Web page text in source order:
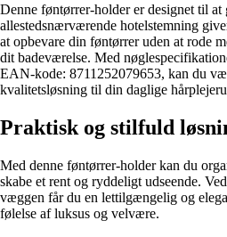
Denne føntørrer-holder er designet til
allestedsnærværende hotelstemning
at opbevare din føntørrer uden at rode
dit badeværelse. Med
EAN-kode: 8711252079653, kan du
kvalitetsløsning til din daglige
Praktisk og stilfuld
Med denne føntørrer-holder kan du
skabe et rent og ryddeligt udseende.
væggen får du en lettilgængelig og
følelse af luksus og velvære.